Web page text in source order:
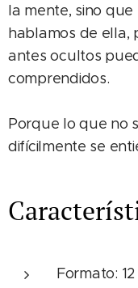
la mente, sino
hablamos de ella,
antes ocultos
comprendidos.
Porque lo que no
difícilmente se
Formato: